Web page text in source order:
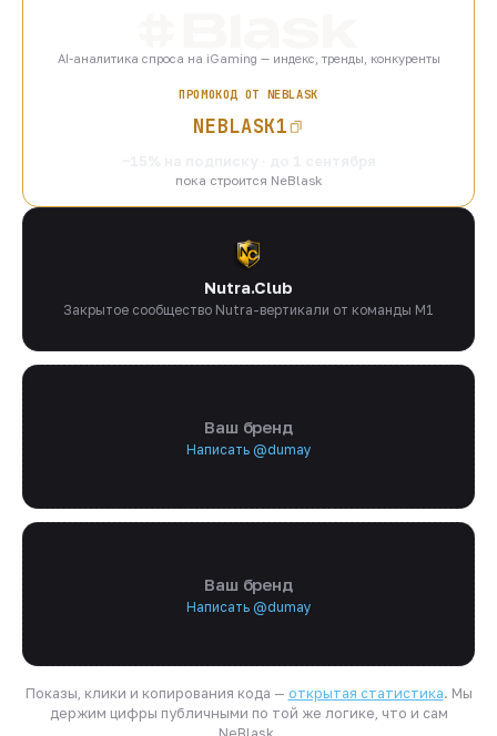
AI-аналитика спроса на iGaming — индекс, тренды, конкуренты
ПРОМОКОД ОТ NEBLASK
NEBLASK1
пока строится NeBlask
Nutra.Club
Закрытое сообщество Nutra-вертикали от команды M1
Ваш бренд
Написать @dumay
Ваш бренд
Написать @dumay
Показы, клики и копирования кода — открытая статистика. Мы
держим цифры публичными по той же логике, что и сам